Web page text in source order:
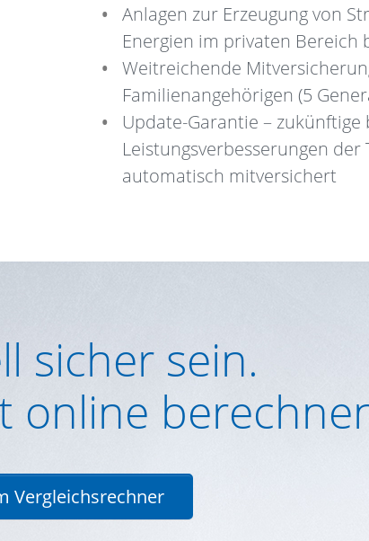
Anlagen zur Erzeugung von
Energien im privaten Bereich
Weitreichende
Familienangehörigen (5
Update-Garantie –
Leistungsverbesserungen
automatisch mitversichert
sicher sein.
online
Vergleichsrechner